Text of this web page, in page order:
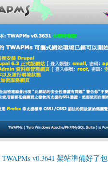
v0.3641 架站準備好了包